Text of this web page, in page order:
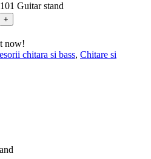
Guitar stand
now!
chitara si bass, Chitare si